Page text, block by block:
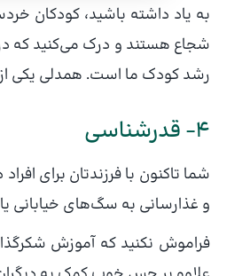
به یاد داشته باشید، کودکان
شجاع هستند و درک می‌کنید که
رشد کودک ما است. همدلی یکی
۴- قدرشناسی
شما تاکنون با فرزندتان برای
و غذارسانی به سگ‌های خیابانی
فراموش نکنید که آموزش